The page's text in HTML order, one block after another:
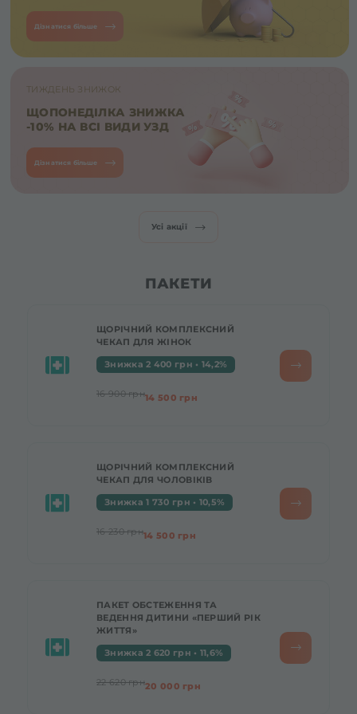
Дізнатися більше
ТИЖДЕНЬ ЗНИЖОК
ЩОПОНЕДІЛКА ЗНИЖКА
-10% НА ВСІ ВИДИ УЗД
Дізнатися більше
Усі акції
ПАКЕТИ
ЩОРІЧНИЙ КОМПЛЕКСНИЙ
ЧЕКАП ДЛЯ ЖІНОК
Знижка 2 400 грн • 14,2%
16 900 грн14 500 грн
ЩОРІЧНИЙ КОМПЛЕКСНИЙ
ЧЕКАП ДЛЯ ЧОЛОВІКІВ
Знижка 1 730 грн • 10,5%
16 230 грн14 500 грн
ПАКЕТ ОБСТЕЖЕННЯ ТА
ВЕДЕННЯ ДИТИНИ «ПЕРШИЙ РІК
ЖИТТЯ»
Знижка 2 620 грн • 11,6%
22 620 грн20 000 грн